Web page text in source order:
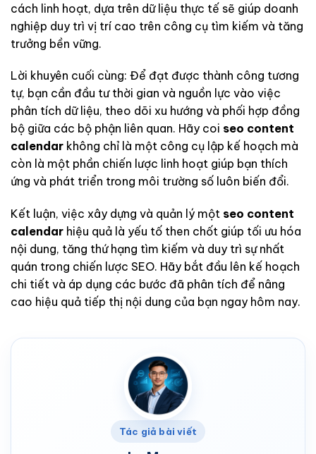
cách linh hoạt, dựa trên dữ liệu thực tế sẽ giúp doanh
nghiệp duy trì vị trí cao trên công cụ tìm kiếm và tăng
trưởng bền vững.
Lời khuyên cuối cùng: Để đạt được thành công tương
tự, bạn cần đầu tư thời gian và nguồn lực vào việc
phân tích dữ liệu, theo dõi xu hướng và phối hợp đồng
bộ giữa các bộ phận liên quan. Hãy coi seo content
calendar không chỉ là một công cụ lập kế hoạch mà
còn là một phần chiến lược linh hoạt giúp bạn thích
ứng và phát triển trong môi trường số luôn biến đổi.
Kết luận, việc xây dựng và quản lý một seo content
calendar hiệu quả là yếu tố then chốt giúp tối ưu hóa
nội dung, tăng thứ hạng tìm kiếm và duy trì sự nhất
quán trong chiến lược SEO. Hãy bắt đầu lên kế hoạch
chi tiết và áp dụng các bước đã phân tích để nâng
cao hiệu quả tiếp thị nội dung của bạn ngay hôm nay.
Tác giả bài viết